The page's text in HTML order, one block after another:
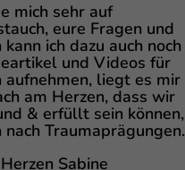
mich sehr auf
eure Fragen und
kann ich dazu auch noch
und Videos für
aufnehmen, liegt es mir
am Herzen, dass wir
& erfüllt sein können,
nach Traumaprägungen.
Sabine